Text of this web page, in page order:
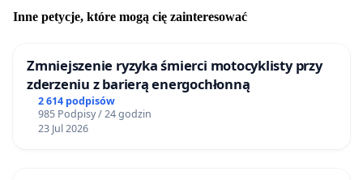
Inne petycje, które mogą cię zainteresować
Zmniejszenie ryzyka śmierci motocyklisty przy
zderzeniu z barierą energochłonną
2 614 podpisów
985 Podpisy / 24 godzin
23 Jul 2026